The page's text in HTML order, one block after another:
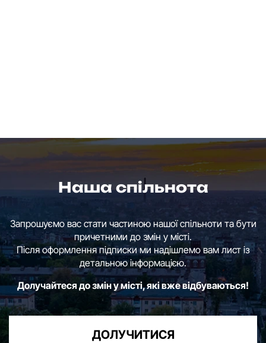
Наша спільнота
Запрошуємо вас стати частиною нашої спільноти та бути
причетними до змін у місті.
Після оформлення підписки ми надішлемо вам лист із
детальною інформацією.
Долучайтеся до змін у місті, які вже відбуваються!
ДОЛУЧИТИСЯ